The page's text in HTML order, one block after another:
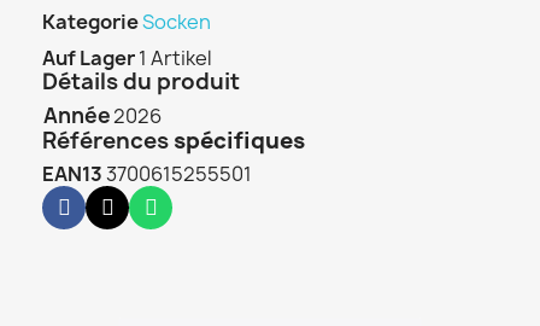
KategorieSocken
Auf Lager1 Artikel
Détails du produit
Année2026
Références spécifiques
EAN133700615255501